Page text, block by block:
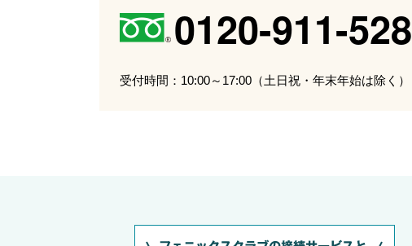
0120-911-528
受付時間：10:00～17:00（土日祝・年末年始は除く）